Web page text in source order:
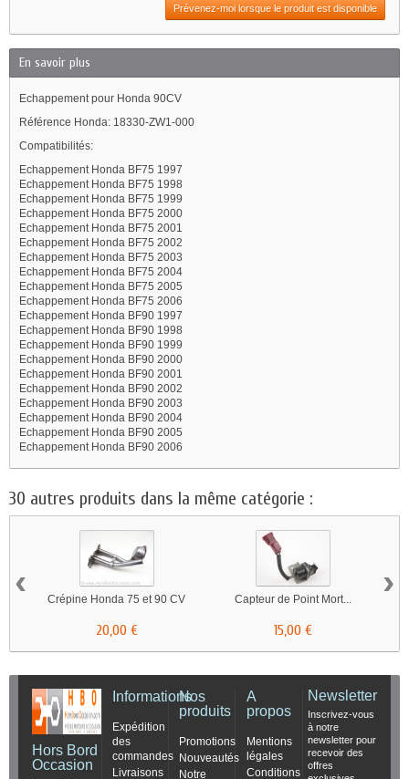
Prévenez-moi lorsque le produit est disponible
En savoir plus
Echappement pour Honda 90CV
Référence Honda: 18330-ZW1-000
Compatibilités:
Echappement Honda BF75 1997
Echappement Honda BF75 1998
Echappement Honda BF75 1999
Echappement Honda BF75 2000
Echappement Honda BF75 2001
Echappement Honda BF75 2002
Echappement Honda BF75 2003
Echappement Honda BF75 2004
Echappement Honda BF75 2005
Echappement Honda BF75 2006
Echappement Honda BF90 1997
Echappement Honda BF90 1998
Echappement Honda BF90 1999
Echappement Honda BF90 2000
Echappement Honda BF90 2001
Echappement Honda BF90 2002
Echappement Honda BF90 2003
Echappement Honda BF90 2004
Echappement Honda BF90 2005
Echappement Honda BF90 2006
30 autres produits dans la même catégorie :
Crépine Honda 75 et 90 CV
20,00 €
Capteur de Point Mort...
15,00 €
‹ ›
Hors Bord
Occasion
Informations
Expédition
des
commandes
Livraisons
Nos
produits
Promotions
Nouveautés
Notre
A
propos
Mentions
légales
Conditions
Newsletter
Inscrivez-vous
à notre
newsletter pour
recevoir des
offres